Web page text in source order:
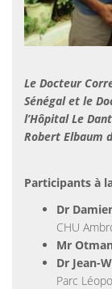
Le Docteur
Sénégal et le
l’Hôpital Le
Robert Elbaum
Participants à
Dr
CHU
Mr
Dr Jean-
Parc